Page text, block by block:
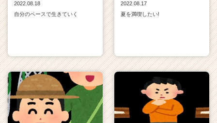
2022.08.18
自分のペースで生きていく
2022.08.17
夏を満喫したい!